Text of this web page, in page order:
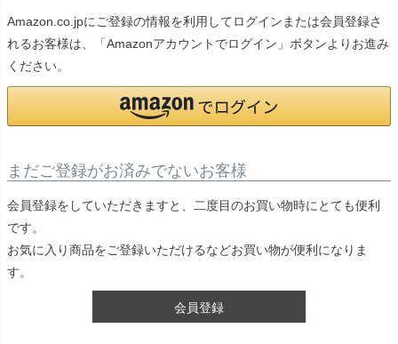
Amazon.co.jpにご登録の情報を利用してログインまたは会員登録さ
れるお客様は、「Amazonアカウントでログイン」ボタンよりお進み
ください。
まだご登録がお済みでないお客様
会員登録をしていただきますと、二度目のお買い物時にとても便利
です。
お気に入り商品をご登録いただけるなどお買い物が便利になりま
す。
会員登録